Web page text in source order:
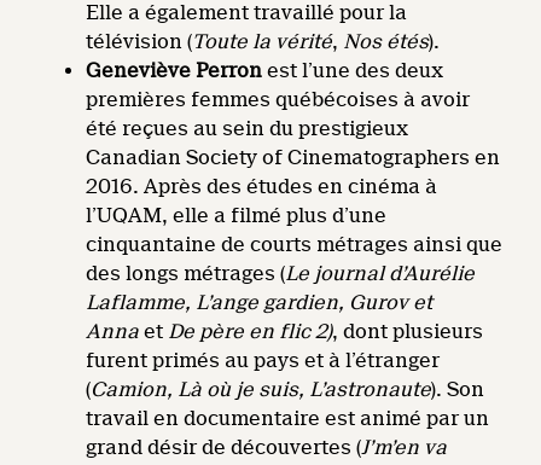
Elle a également travaillé pour la
télévision (Toute la vérité, Nos étés).
Geneviève Perron est l’une des deux
premières femmes québécoises à avoir
été reçues au sein du prestigieux
Canadian Society of Cinematographers en
2016. Après des études en cinéma à
l’UQAM, elle a filmé plus d’une
cinquantaine de courts métrages ainsi que
des longs métrages (Le journal d’Aurélie
Laflamme, L’ange gardien, Gurov et
Anna et De père en flic 2), dont plusieurs
furent primés au pays et à l’étranger
(Camion, Là où je suis, L’astronaute). Son
travail en documentaire est animé par un
grand désir de découvertes (J’m’en va